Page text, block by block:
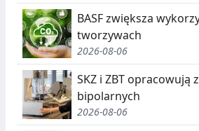
BASF zwiększa
tworzywach
2026-08-06
SKZ i ZBT opracowują
bipolarnych
2026-08-06